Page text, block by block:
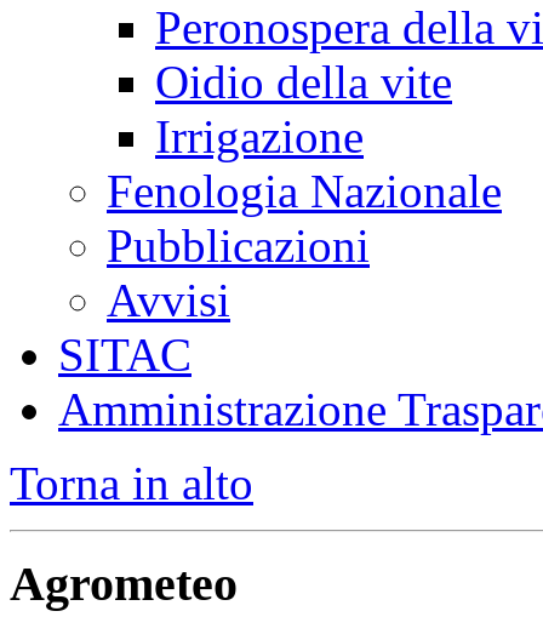
Peronospera della
Oidio della vite
Irrigazione
Fenologia Nazionale
Pubblicazioni
Avvisi
SITAC
Amministrazione
Torna in alto
Agrometeo